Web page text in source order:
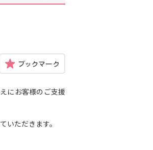
にお客様のご支援
ただきます。